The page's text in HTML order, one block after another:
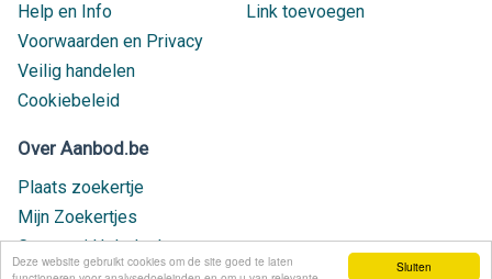
Sluiten
Deze website gebruikt cookies om de site goed te laten
Help en Info
Voorwaarden en Privacy
Veilig handelen
Cookiebeleid
Link toevoegen
Over Aanbod.be
Plaats zoekertje
Mijn Zoekertjes
Contact / Helpdesk